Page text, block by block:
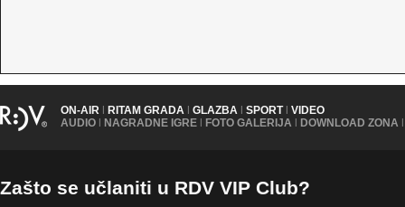
ON-AIR | RITAM GRADA | GLAZBA | SPORT | VIDEO
AUDIO | NAGRADNE IGRE | FOTO GALERIJA | DOWNLOAD ZONA |
Zašto se učlaniti u RDV VIP Club?